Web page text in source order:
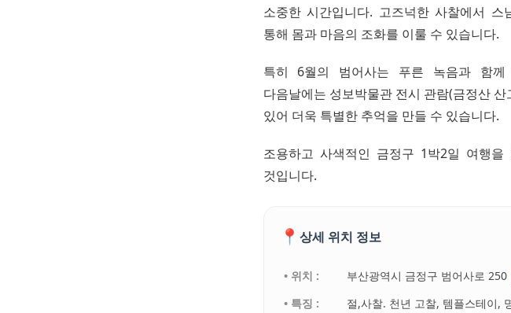
소중한 시간입니다. 고즈넉한 사찰에서
통해 몸과 마음의 조화를 이룰 수 있습니다.
특히 6월의 범어사는 푸른 녹음과 함께
다음날에는 성보박물관 전시 관람(금정산
있어 더욱 특별한 추억을 만들 수 있습니다.
조용하고 사색적인 금정구 1박2일 여행
것입니다.
📍 상세 위치 정보
• 위치 : 부산광역시 금정구 범어사로 250
• 특징 :
절,사찰. 천년 고찰, 템플스테이,